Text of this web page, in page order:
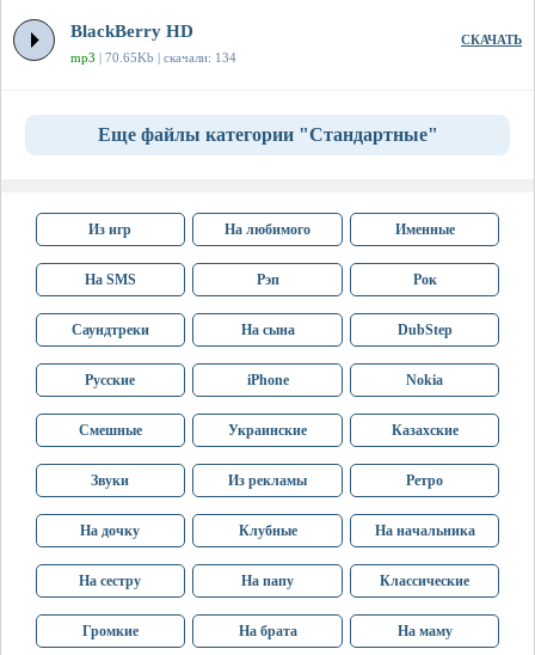
BlackBerry HD
mp3 | 70.65Kb | скачали: 134
СКАЧАТЬ
Еще файлы категории "Стандартные"
Из игр На любимого Именные
На SMS Рэп Рок
Саундтреки На сына DubStep
Русские iPhone Nokia
Смешные Украинские Казахские
Звуки Из рекламы Ретро
На дочку Клубные На начальника
На сестру На папу Классические
Громкие На брата На маму